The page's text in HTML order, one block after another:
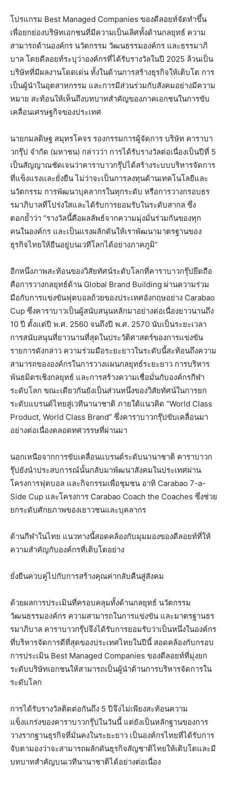
โปรแกรม Best Managed Companies ของดีลอยท์จัดทำขึ้น
เพื่อยกย่องบริษัทเอกชนที่มีความเป็นเลิศทั้งด้านกลยุทธ์ ความ
สามารถด้านองค์กร นวัตกรรม วัฒนธรรมองค์กร และธรรมาภิ
บาล โดยดีลอยท์ระบุว่าองค์กรที่ได้รับรางวัลในปี 2025 ล้วนเป็น
บริษัทที่มีผลงานโดดเด่น ทั้งในด้านการสร้างธุรกิจให้เติบโต การ
เป็นผู้นำในอุตสาหกรรม และการมีส่วนร่วมกับสังคมอย่างมีความ
หมาย สะท้อนให้เห็นถึงบทบาทสำคัญของภาคเอกชนในการขับ
เคลื่อนเศรษฐกิจของประเทศ
นายกมลดิษฐ สมุทรโคจร รองกรรมการผู้จัดการ บริษัท คาราบา
วกรุ๊ป จำกัด (มหาชน) กล่าวว่า การได้รับรางวัลต่อเนื่องเป็นปีที่ 5
เป็นสัญญาณชัดเจนว่าคาราบาวกรุ๊ปได้สร้างระบบบริหารจัดการ
ที่แข็งแรงและยั่งยืน ไม่ว่าจะเป็นการลงทุนด้านเทคโนโลยีและ
นวัตกรรม การพัฒนาบุคลากรในทุกระดับ หรือการวางกรอบธร
รมาภิบาลที่โปร่งใสและได้รับการยอมรับในระดับสากล ซึ่ง
ตอกย้ำว่า “รางวัลนี้คือผลลัพธ์จากความมุ่งมั่นร่วมกันของทุก
คนในองค์กร และเป็นแรงผลักดันให้เราพัฒนามาตรฐานของ
ธุรกิจไทยให้ยืนอยู่บนเวทีโลกได้อย่างภาคภูมิ”
อีกหนึ่งภาพสะท้อนของวิสัยทัศน์ระดับโลกที่คาราบาวกรุ๊ปยึดถือ
คือการวางกลยุทธ์ด้าน Global Brand Building ผ่านความร่วม
มือกับการแข่งขันฟุตบอลถ้วยของประเทศอังกฤษอย่าง Carabao
Cup ซึ่งคาราบาวเป็นผู้สนับสนุนหลักมาอย่างต่อเนื่องยาวนานถึง
10 ปี ตั้งแต่ปี พ.ศ. 2560 จนถึงปี พ.ศ. 2570 นับเป็นระยะเวลา
การสนับสนุนที่ยาวนานที่สุดในประวัติศาสตร์ของการแข่งขัน
รายการดังกล่าว ความร่วมมือระยะยาวในระดับนี้สะท้อนถึงความ
สามารถขององค์กรในการวางแผนกลยุทธ์ระยะยาว การบริหาร
พันธมิตรเชิงกลยุทธ์ และการสร้างความเชื่อมั่นกับองค์กรกีฬา
ระดับโลก ขณะเดียวกันยังเป็นส่วนหนึ่งของวิสัยทัศน์ในการยก
ระดับแบรนด์ไทยสู่เวทีนานาชาติ ภายใต้แนวคิด “World Class
Product, World Class Brand” ซึ่งคาราบาวกรุ๊ปขับเคลื่อนมา
อย่างต่อเนื่องตลอดทศวรรษที่ผ่านมา
นอกเหนือจากการขับเคลื่อนแบรนด์ระดับนานาชาติ คาราบาวก
รุ๊ปยังนำประสบการณ์นั้นกลับมาพัฒนาสังคมในประเทศผ่าน
โครงการฟุตบอล และกิจกรรมเพื่อชุมชน อาทิ Carabao 7-a-
Side Cup และโครงการ Carabao Coach the Coaches ซึ่งช่วย
ยกระดับศักยภาพของเยาวชนและบุคลากร
ด้านกีฬาในไทย แนวทางนี้สอดคล้องกับมุมมองของดีลอยท์ที่ให้
ความสำคัญกับองค์กรที่เติบโตอย่าง
ยั่งยืนควบคู่ไปกับการสร้างคุณค่ากลับคืนสู่สังคม
ด้วยผลการประเมินที่ครอบคลุมทั้งด้านกลยุทธ์ นวัตกรรม
วัฒนธรรมองค์กร ความสามารถในการแข่งขัน และมาตรฐานธร
รมาภิบาล คาราบาวกรุ๊ปจึงได้รับการยอมรับว่าเป็นหนึ่งในองค์กร
ที่บริหารจัดการดีที่สุดของประเทศไทยในปีนี้ สอดคล้องกับกรอบ
การประเมิน Best Managed Companies ของดีลอยท์ที่มุ่งยก
ระดับบริษัทเอกชนให้สามารถเป็นผู้นำด้านการบริหารจัดการใน
ระดับโลก
การได้รับรางวัลติดต่อกันถึง 5 ปีจึงไม่เพียงสะท้อนความ
แข็งแกร่งของคาราบาวกรุ๊ปในวันนี้ แต่ยังเป็นหลักฐานของการ
วางรากฐานธุรกิจที่มั่นคงในระยะยาว เป็นองค์กรไทยที่ได้รับการ
จับตามองว่าจะสามารถผลักดันธุรกิจสัญชาติไทยให้เติบโตและมี
บทบาทสำคัญบนเวทีนานาชาติได้อย่างต่อเนื่อง